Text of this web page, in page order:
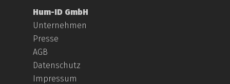
Hum-ID GmbH
Unternehmen
Presse
AGB
Datenschutz
Impressum